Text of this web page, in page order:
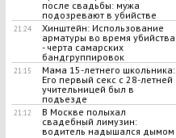
после свадьбы: мужа
подозревают в убийстве
21:24
Хинштейн: Использование
арматуры во время убийства
- черта самарских
бандгруппировок
21:15
Мама 15-летнего школьника:
Его первый секс с 28-летней
учительницей был в
подъезде
21:12
В Москве полыхал
свадебный лимузин:
водитель надышался дымом